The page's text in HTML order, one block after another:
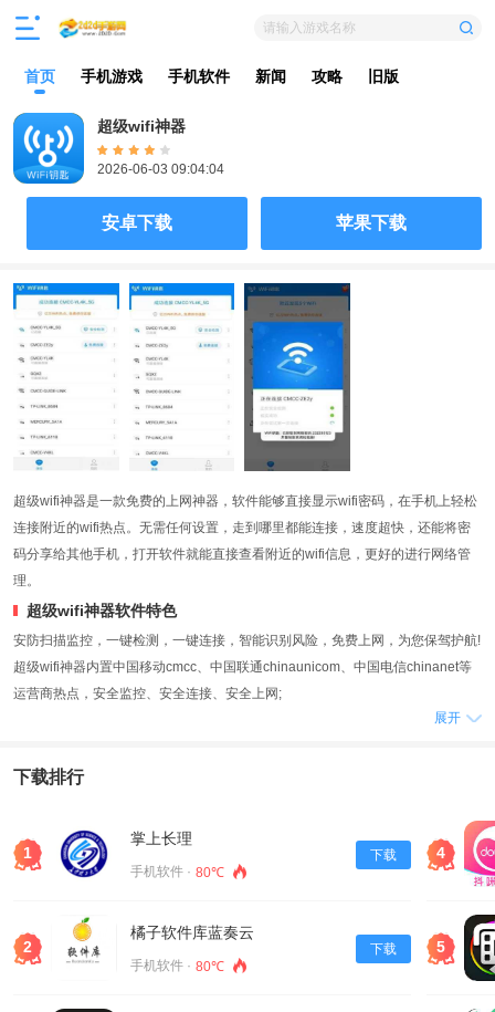
请输入游戏名称
首页 手机游戏 手机软件 新闻 攻略 旧版
超级wifi神器
2026-06-03 09:04:04
安卓下载 苹果下载
超级wifi神器是一款免费的上网神器，软件能够直接显示wifi密码，在手机上轻松
连接附近的wifi热点。无需任何设置，走到哪里都能连接，速度超快，还能将密
码分享给其他手机，打开软件就能直接查看附近的wifi信息，更好的进行网络管
理。
超级wifi神器软件特色
安防扫描监控，一键检测，一键连接，智能识别风险，免费上网，为您保驾护航!
超级wifi神器内置中国移动cmcc、中国联通chinaunicom、中国电信chinanet等
运营商热点，安全监控、安全连接、安全上网;
提供wifi省电功能、查看手机流量消耗、快速将手机转换为wifi热点、实时测试当
软件亮点
个合作伙伴提供的Wi-Fi热点。
检测当前热点安全级别，为用户普及移动网络安全知识，同时能够及时了解wifi
用户还可以分享自己的Wi-Fi热点信息，还可以使用主密钥获取已知的热点信息。
信息互通，共同构建属于彼此的“互联网”。
创新wifi一键省电功能。屏幕锁定或无网络传输状态，Wi-Fi功能智能关闭，省电
展开
下载排行
1
掌上长理
手机软件 · 80℃
下载
2
橘子软件库蓝奏云
手机软件 · 80℃
下载
4
5